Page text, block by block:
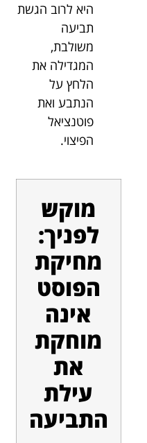
היא לרוב הגשת
תביעה
משולבת,
המגדילה את
הלחץ על
הנתבע ואת
פוטנציאל
הפיצוי.
מוקש
לפניך:
מחיקת
הפוסט
אינה
מוחקת
את
עילת
התביעה